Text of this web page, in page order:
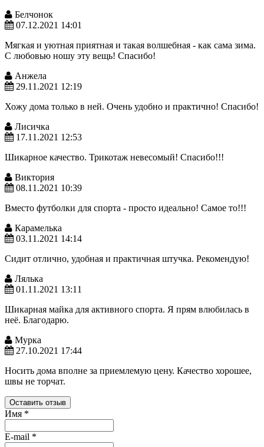
Белчонок
07.12.2021 14:01
Мягкая и уютная приятная и такая волшебная - как сама зима.
С любовью ношу эту вещь! Спасибо!
Анжела
29.11.2021 12:19
Хожу дома только в ней. Очень удобно и практично! Спасибо!
Лисичка
17.11.2021 12:53
Шикарное качество. Трикотаж невесомый! Спасибо!!!
Виктория
08.11.2021 10:39
Вместо футболки для спорта - просто идеально! Самое то!!!
Карамелька
03.11.2021 14:14
Сидит отлично, удобная и практичная штучка. Рекомендую!
Лялька
01.11.2021 13:11
Шикарная майка для активного спорта. Я прям влюбилась в
неё. Благодарю.
Мурка
27.10.2021 17:44
Носить дома вполне за приемлемую цену. Качество хорошее,
швы не торчат.
Оставить отзыв
Имя *
E-mail *